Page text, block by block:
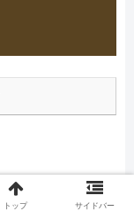
トップ サイドバー